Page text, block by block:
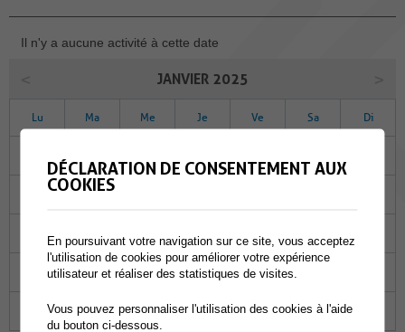
Il n'y a aucune activité à cette date
JANVIER 2025
Lu Ma Me Je Ve Sa Di
07
16 17
21 22 23 24
28 29 30 31 01
DÉCLARATION DE CONSENTEMENT AUX
COOKIES
En poursuivant votre navigation sur ce site, vous acceptez
l'utilisation de cookies pour améliorer votre expérience
utilisateur et réaliser des statistiques de visites.
Vous pouvez personnaliser l'utilisation des cookies à l'aide
du bouton ci-dessous.